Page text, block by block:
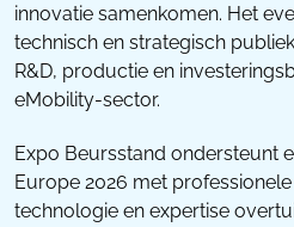
innovatie samenkomen. Het
technisch en strategisch
R&D, productie en
eMobility-sector.
Expo Beursstand ondersteunt
Europe 2026 met
technologie en expertise